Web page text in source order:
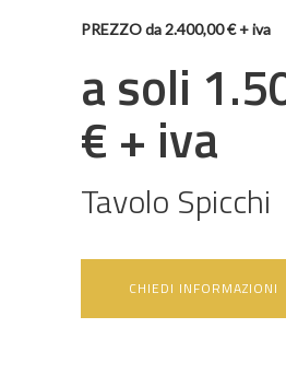
PREZZO da 2.400,00 € + iva
a soli
€ + iva
Tavolo Spicchi
CHIEDI INFORMAZIONI